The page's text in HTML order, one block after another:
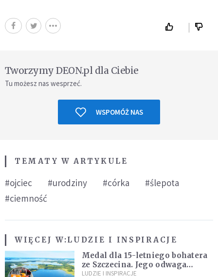
Tworzymy DEON.pl dla Ciebie
Tu możesz nas wesprzeć.
WSPOMÓŻ NAS
TEMATY W ARTYKULE
#ojciec #urodziny #córka
#ślepota
#ciemność
WIĘCEJ W:LUDZIE I INSPIRACJE
Medal dla 15-letniego bohatera
ze Szczecina. Jego odwaga
ocaliła ludzkie życie
LUDZIE I INSPIRACJE